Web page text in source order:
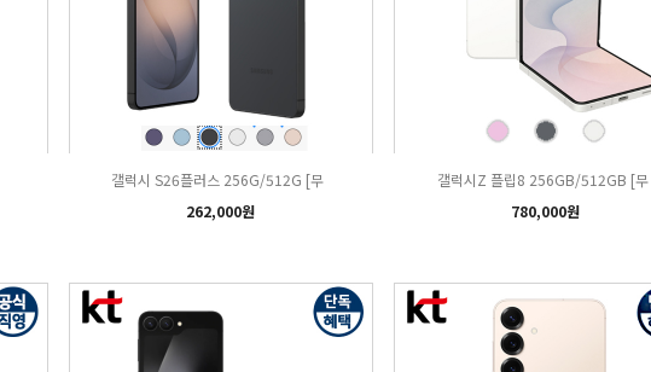
갤럭시 S26플러스 256G/512G [무
262,000원
갤럭시Z 플립8 256GB/512GB [무
780,000원